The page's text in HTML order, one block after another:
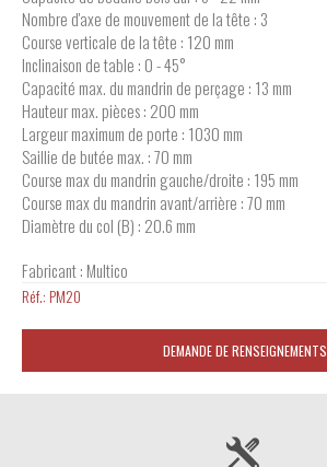
Nombre d'axe de mouvement de la tête : 3
Course verticale de la tête : 120 mm
Inclinaison de table : 0 - 45°
Capacité max. du mandrin de perçage : 13 mm
Hauteur max. pièces : 200 mm
Largeur maximum de porte : 1030 mm
Saillie de butée max. : 70 mm
Course max du mandrin gauche/droite : 195 mm
Course max du mandrin avant/arrière : 70 mm
Diamètre du col (B) : 20.6 mm
Fabricant : Multico
Réf.: PM20
DEMANDE DE RENSEIGNEMENTS